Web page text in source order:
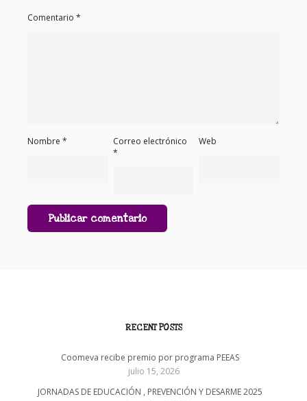
Comentario *
Nombre *
Correo electrónico
*
Web
RECENT POSTS
Coomeva recibe premio por programa PEEAS
julio 15, 2026
JORNADAS DE EDUCACIÓN , PREVENCIÓN Y DESARME 2025